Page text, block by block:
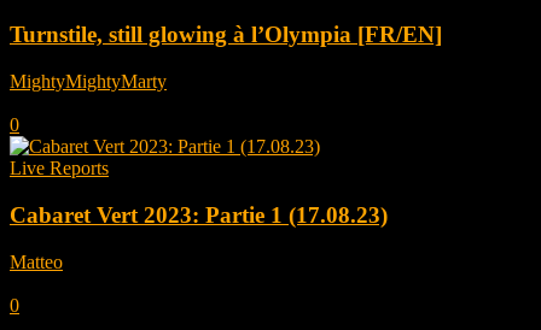
Turnstile, still glowing à l’Olympia [FR/EN]
MightyMightyMarty
0
Live Reports
Cabaret Vert 2023: Partie 1 (17.08.23)
Matteo
0